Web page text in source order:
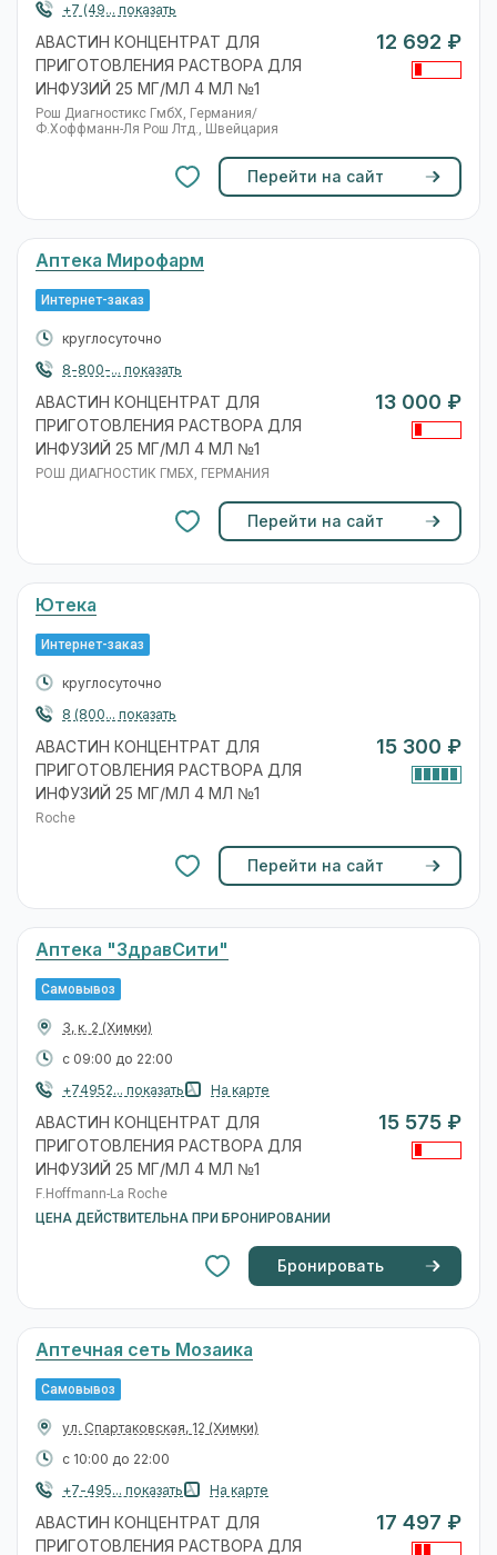
+7 (49... показать
АВАСТИН КОНЦЕНТРАТ ДЛЯ
ПРИГОТОВЛЕНИЯ РАСТВОРА ДЛЯ
ИНФУЗИЙ 25 МГ/МЛ 4 МЛ №1
Рош Диагностикс ГмбХ, Германия/
Ф.Хоффманн-Ля Рош Лтд., Швейцария
12 692 ₽
Перейти на сайт
Аптека Мирофарм
Интернет-заказ
круглосуточно
8-800-... показать
АВАСТИН КОНЦЕНТРАТ ДЛЯ
ПРИГОТОВЛЕНИЯ РАСТВОРА ДЛЯ
ИНФУЗИЙ 25 МГ/МЛ 4 МЛ №1
РОШ ДИАГНОСТИК ГМБХ, ГЕРМАНИЯ
13 000 ₽
Перейти на сайт
Ютека
Интернет-заказ
круглосуточно
8 (800... показать
АВАСТИН КОНЦЕНТРАТ ДЛЯ
ПРИГОТОВЛЕНИЯ РАСТВОРА ДЛЯ
ИНФУЗИЙ 25 МГ/МЛ 4 МЛ №1
Roche
15 300 ₽
Перейти на сайт
Аптека "ЗдравСити"
Самовывоз
3, к. 2 (Химки)
с 09:00 до 22:00
+74952... показать
На карте
АВАСТИН КОНЦЕНТРАТ ДЛЯ
ПРИГОТОВЛЕНИЯ РАСТВОРА ДЛЯ
ИНФУЗИЙ 25 МГ/МЛ 4 МЛ №1
F.Hoffmann-La Roche
ЦЕНА ДЕЙСТВИТЕЛЬНА ПРИ БРОНИРОВАНИИ
15 575 ₽
Бронировать
Аптечная сеть Мозаика
Самовывоз
ул. Спартаковская, 12 (Химки)
с 10:00 до 22:00
+7-495... показать
На карте
АВАСТИН КОНЦЕНТРАТ ДЛЯ
ПРИГОТОВЛЕНИЯ РАСТВОРА ДЛЯ
17 497 ₽